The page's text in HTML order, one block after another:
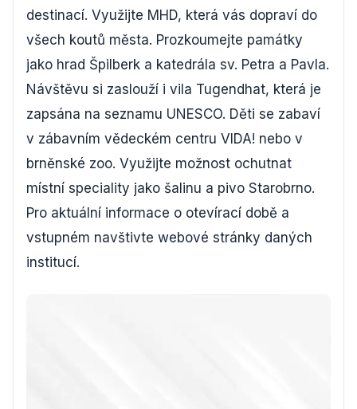
destinací. Využijte MHD, která vás dopraví do
všech koutů města. Prozkoumejte památky
jako hrad Špilberk a katedrála sv. Petra a Pavla.
Návštěvu si zaslouží i vila Tugendhat, která je
zapsána na seznamu UNESCO. Děti se zabaví
v zábavním vědeckém centru VIDA! nebo v
brněnské zoo. Využijte možnost ochutnat
místní speciality jako šalinu a pivo Starobrno.
Pro aktuální informace o otevírací době a
vstupném navštivte webové stránky daných
institucí.